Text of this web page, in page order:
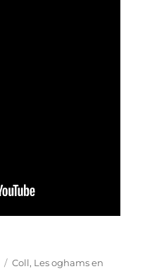
Catégories
Coll, Les oghams en